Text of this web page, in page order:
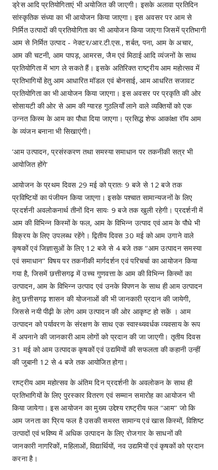
ड्रेस आदि प्रतियोगिताएं भी अयोजित की जाएगी। इसके अलावा प्रतिदिन
सांस्कृतिक संध्या का भी आयोजन किया जाएगा। इस अवसर पर आम से
निर्मित उत्पादों की प्रतियोगिता का भी आयोजन किया जाएगा जिसमें प्रतिभागी
आम से निर्मित उत्पाद - नेक्टर/आर.टी.एस., शर्बत, पना, आम के अचार,
आम की चटनी, आम पापड़, आमरस, जैम एवं मिठाई आदि व्यंजनों के साथ
प्रतियोगिता में भाग ले सकते हैं। इसके अतिरिक्त राष्ट्रीय आम महोत्सव में
प्रतिभागियों हेतु आम आधारित मॉडल एवं बोनसाई, आम आधरित सजावट
प्रतियोगिता का भी आयोजन किया जाएगा। इस अवसर पर प्रकृति की ओर
सोसायटी की ओर से आम की ग्यारह गुठलियाँ लाने वाले व्यक्तियों को एक
उन्नत किस्म के आम का पौधा दिया जाएगा। प्रसिद्ध शेफ आकांक्षा रॉय आम
के व्यंजन बनाना भी सिखाएंगी।
’आम उत्पादन, प्रसंस्करण तथा समस्या समाधान पर तकनीकी सत्र भी
आयोजित होंगे’
आयोजन के प्रथम दिवस 29 मई को प्रातः 9 बजे से 12 बजे तक
प्रविष्टियों का पंजीयन किया जाएगा। इसके पश्चात सामान्यजनों के लिए
प्रदर्शनी अवलोकनार्थ तीनों दिन सायः 9 बजे तक खुली रहेगी। प्रदर्शनी में
आम की विभिन्न किस्मों के फल, आम के विभिन्न उत्पाद एवं आम के पौधे भी
विक्रय के लिए उपलब्ध रहेंगे। द्वितीय दिवस 30 मई को आम उगाने वाले
कृषकों एवं जिज्ञासुओं के लिए 12 बजे से 4 बजे तक ‘‘आम उत्पादन समस्या
एवं समाधान’’ विषय पर तकनीकी मार्गदर्शन एवं परिचर्चा का आयोजन किया
गया है, जिसमें छत्तीसगढ़ में उच्च गुणवत्ता के आम की विभिन्न किस्मों का
उत्पादन, आम के विभिन्न उत्पाद एवं उनके विपणन के साथ ही आम उत्पादन
हेतु छत्तीसगढ़ शासन की योजनाओं की भी जानकारी प्रदान की जायेगी,
जिससे नयी पीढ़ी के लोग आम उत्पादन की ओर आकृष्ट हो सकें । आम
उत्पादन को पर्यावरण के संरक्षण के साथ एक स्वास्थ्यवर्धक व्यवसाय के रूप
में अपनाने की जानकारी आम लोगों को प्रदान की जा जाएगी। तृतीय दिवस
31 मई को आम उत्पादक कृषकों एवं उद्यमियों की सफलता की कहानी उन्हीं
की जुबानी 12 से 4 बजे तक आयोजित होगा।
राष्ट्रीय आम महोत्सव के अंतिम दिन प्रदर्शनी के अवलोकन के साथ ही
प्रतिभागियों के लिए पुरस्कार वितरण एवं सम्मान समारोह का आयोजन भी
किया जायेगा। इस आयोजन का मुख्य उद्देश्य राष्ट्रीय फल ‘‘आम’’ जो कि
आम जनता का प्रिय फल है उसकी समस्त सामान्य एवं खास किस्मों, विशिष्ट
उत्पादों एवं भविष्य में अधिक उत्पादन के लिए रोजगार के साधनों की
जानकारी नागरिकों, महिलाओं, विद्यार्थियों, नव उद्यमियों एवं कृषकों को प्रदान
करना है।